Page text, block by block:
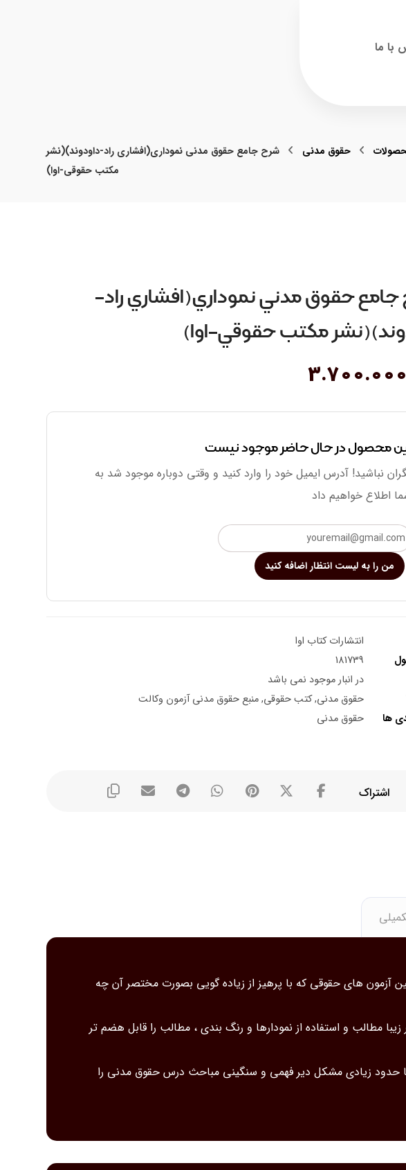
با ما
حقوق مدنی
شرح جامع حقوق مدني نموداري(افشاري راد-داودوند)(نشر
مکتب حقوقي-اوا)
حقوق مدني نموداري(افشاري راد-
مکتب حقوقي-اوا)
۳.۷۰۰.۰۰۰
محصول در حال حاضر موجود نیست
نباشید! آدرس ایمیل خود را وارد کنید و وقتی دوباره موجود شد به
اطلاع خواهیم داد
من را به لیست انتظار اضافه کنید
انتشارات کتاب اوا
181739
در انبار موجود نمی باشد
حقوق مدنی,کتب حقوقی,منبع حقوق مدنی آزمون وکالت
ها
حقوق مدنی
آزمون های حقوقی که با پرهیز از زیاده گویی بصورت مختصر آن چه
مطالب و استفاده از نمودارها و رنگ بندی ، مطالب را قابل هضم تر
حدود زیادی مشکل دیر فهمی و سنگینی مباحث درس حقوق مدنی را